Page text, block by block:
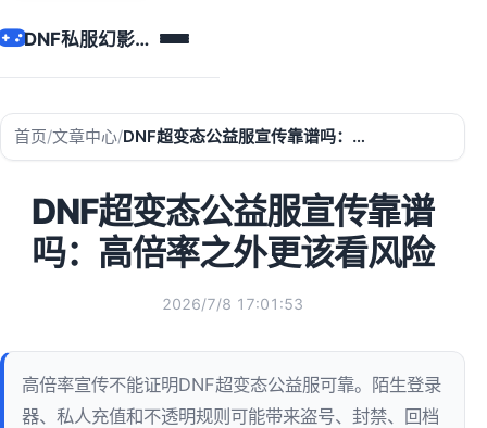
DNF私服幻影辅助
首页/文章中心/ DNF超变态公益服宣传靠谱吗：高倍率之外更该看风险
DNF超变态公益服宣传靠谱
吗：高倍率之外更该看风险
2026/7/8 17:01:53
高倍率宣传不能证明DNF超变态公益服可靠。陌生登录
器、私人充值和不透明规则可能带来盗号、封禁、回档